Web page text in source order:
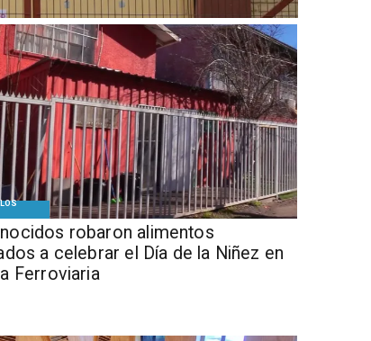
robaron alimentos
a celebrar el Día de la Niñez en
Ferroviaria